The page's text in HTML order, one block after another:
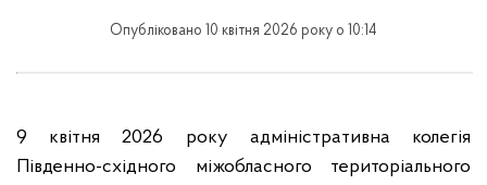
Опубліковано 10 квітня 2026 року о 10:14
9 квітня 2026 року адміністративна колегія
Південно-східного міжобласного територіального